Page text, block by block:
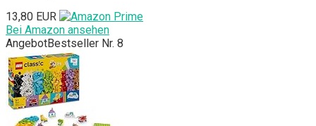
13,80 EUR
Bei Amazon ansehen
AngebotBestseller Nr. 8